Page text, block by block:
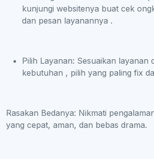
kunjungi websitenya buat cek
dan pesan layanannya .
Pilih Layanan: Sesuaikan layanan
kebutuhan , pilih yang paling fix
Rasakan Bedanya: Nikmati
yang cepat, aman, dan bebas drama.